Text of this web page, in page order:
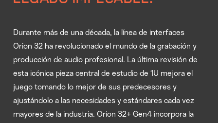
Durante más de una década, la línea de interfaces
Orion 32 ha revolucionado el mundo de la grabación y
producción de audio profesional. La última revisión de
esta icónica pieza central de estudio de 1U mejora el
juego tomando lo mejor de sus predecesores y
ajustándolo a las necesidades y estándares cada vez
mayores de la industria. Orion 32+ Gen4 incorpora la